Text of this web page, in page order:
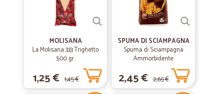
MOLISANA
La Molisana 333 Trighetto
500 gr.
1,25 € 1,45 €
SPUMA DI SCIAMPAGNA
Spuma di Sciampagna
Ammorbidente
Concentrato Carezza
d'Argan 600 ml
2,45 € 2,65 €